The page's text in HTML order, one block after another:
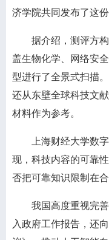
济学院共同发布了这份
据介绍，测评方构
盖生物化学、网络安
型进行了全景式扫描
还从东壁全球科技文
材料作为参考。
上海财经大学数字
现，科技内容的可靠
否把可靠知识限制在合
我国高度重视完善
入政府工作报告，还